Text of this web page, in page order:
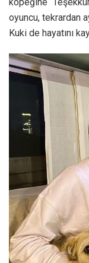
oyuncu, tekrardan
Kuki de hayatını